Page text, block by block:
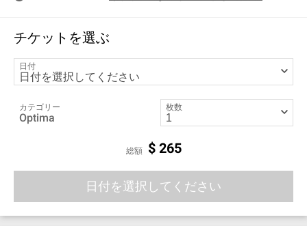
チケットを選ぶ
日付
カテゴリー
Optima
枚数
総額 $ 265
日付を選択してください